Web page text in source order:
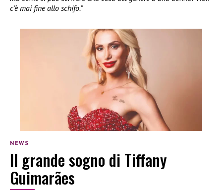
c’è mai fine allo schifo.”
NEWS
Il grande sogno di Tiffany
Guimarães